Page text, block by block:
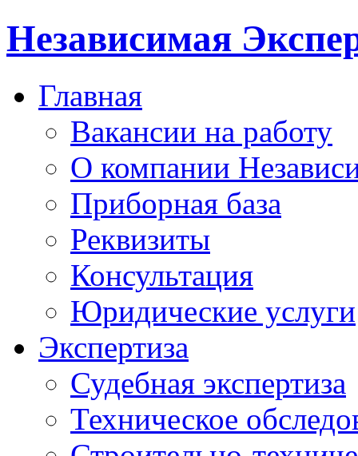
Независимая
Главная
Вакансии на работу
О компании
Приборная база
Реквизиты
Консультация
Юридические услуги
Экспертиза
Судебная экспертиза
Техническое